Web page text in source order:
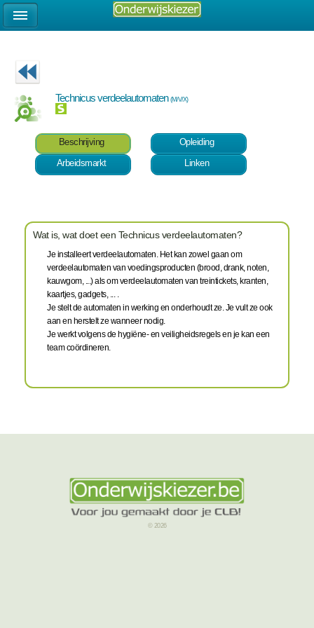
Technicus verdeelautomaten(M/V/X)
Beschrijving
Opleiding
Arbeidsmarkt
Linken
Wat is, wat doet een Technicus verdeelautomaten?
Je installeert verdeelautomaten. Het kan zowel gaan om
verdeelautomaten van voedingsproducten (brood, drank, noten,
kauwgom, ...) als om verdeelautomaten van treintickets, kranten,
kaartjes, gadgets, ... .
Je stelt de automaten in werking en onderhoudt ze. Je vult ze ook
aan en herstelt ze wanneer nodig.
Je werkt volgens de hygiëne- en veiligheidsregels en je kan een
team coördineren.
© 2026